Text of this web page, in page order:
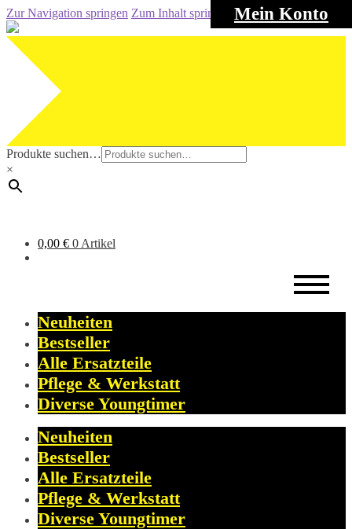
Mein Konto
Zur Navigation springen Zum Inhalt springen
Produkte suchen…
×
0,00 € 0 Artikel
Neuheiten
Bestseller
Alle Ersatzteile
Pflege & Werkstatt
Diverse Youngtimer
Neuheiten
Bestseller
Alle Ersatzteile
Pflege & Werkstatt
Diverse Youngtimer